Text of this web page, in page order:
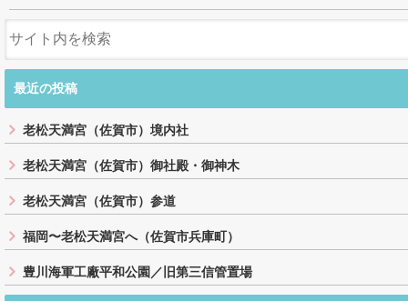
最近の投稿
老松天満宮（佐賀市）境内社
老松天満宮（佐賀市）御社殿・御神木
老松天満宮（佐賀市）参道
福岡〜老松天満宮へ（佐賀市兵庫町）
豊川海軍工廠平和公園／旧第三信管置場